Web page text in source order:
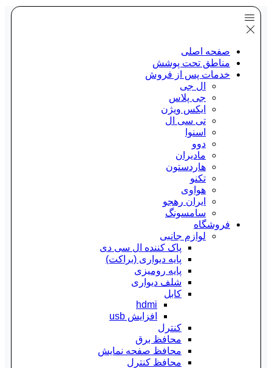
صفحه اصلی
مناطق تحت پوشش
خدمات پس از فروش
ال جی
جی پلاس
ایکس ویژن
تی سی ال
اسنوا
دوو
مادیران
هاردستون
تکنو
هواوی
ایران رهجو
سامسونگ
فروشگاه
لوازم جانبی
پاک کننده ال سی دی
پایه دیواری (براکت)
پایه رومیزی
شلف دیواری
کابل
hdmi
افزایش usb
کنترل
محافظ برق
محافظ صفحه نمایش
محافظ کنترل